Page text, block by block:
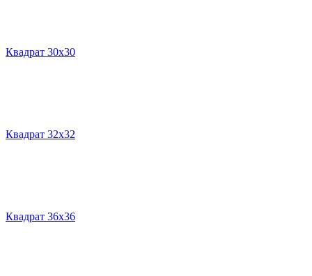
Квадрат 30х30
Квадрат 32х32
Квадрат 36х36